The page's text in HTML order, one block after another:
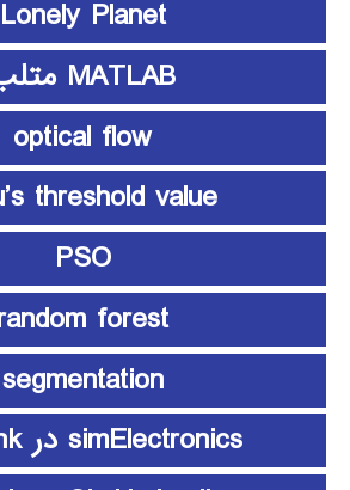
Lonely Planet
MATLAB متلب
optical flow
threshold value
PSO
forest
segmentation
simElectronics در Simulink